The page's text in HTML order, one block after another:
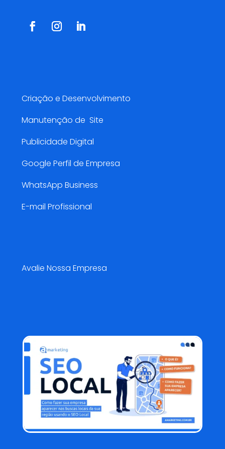
Criação e Desenvolvimento
Manutenção de Site
Publicidade Digital
Google Perfil de Empresa
WhatsApp Business
E-mail Profissional
Avalie Nossa Empresa